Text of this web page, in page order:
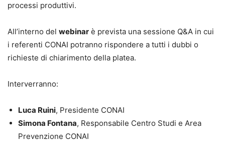
processi produttivi.
All’interno del webinar è prevista una sessione Q&A in cui
i referenti CONAI potranno rispondere a tutti i dubbi o
richieste di chiarimento della platea.
Interverranno:
Luca Ruini, Presidente CONAI
Simona Fontana, Responsabile Centro Studi e Area
Prevenzione CONAI